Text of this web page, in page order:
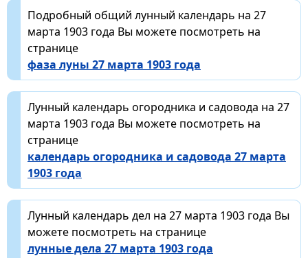
Подробный общий лунный календарь на 27
марта 1903 года Вы можете посмотреть на
странице
фаза луны 27 марта 1903 года
Лунный календарь огородника и садовода на 27
марта 1903 года Вы можете посмотреть на
странице
календарь огородника и садовода 27 марта
1903 года
Лунный календарь дел на 27 марта 1903 года Вы
можете посмотреть на странице
лунные дела 27 марта 1903 года